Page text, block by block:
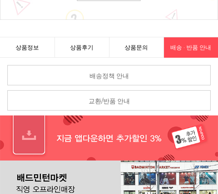
상품정보 상품후기 상품문의 배송 · 반품 안내
배송정책 안내
교환/반품 안내